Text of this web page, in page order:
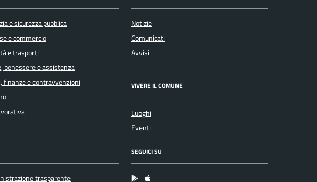
e sicurezza pubblica
e commercio
e trasporti
benessere e assistenza
finanze e contravvenzioni
Notizie
Comunicati
Avvisi
VIVERE IL COMUNE
Luoghi
Eventi
trasparente
SEGUICI SU
App Android
App IOS